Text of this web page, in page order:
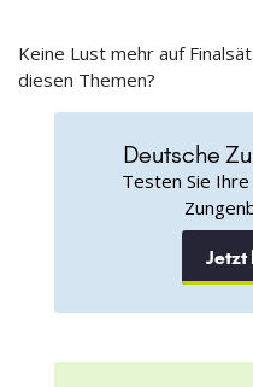
Keine Lust mehr auf
diesen Themen?
Deutsche
Testen Sie
Jetzt